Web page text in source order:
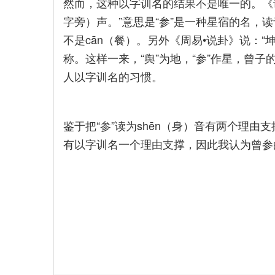
字旁）声。”意思是“参”是一种星宿的名，
不是cān（餐）。另外《周易•说卦》说：
称。这样一来，“舆”为地，“参”作星，曾
人以字训名的习惯。
鉴于把“参”读为shēn（身）音有两个理由
有以字训名一个理由支撑，因此我认为曾